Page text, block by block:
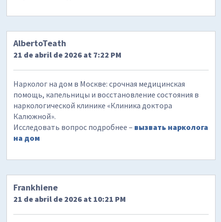
AlbertoTeath
21 de abril de 2026 at 7:22 PM
Нарколог на дом в Москве: срочная медицинская
помощь, капельницы и восстановление состояния в
наркологической клинике «Клиника доктора
Калюжной».
Исследовать вопрос подробнее – вызвать нарколога
на дом
Frankhiene
21 de abril de 2026 at 10:21 PM